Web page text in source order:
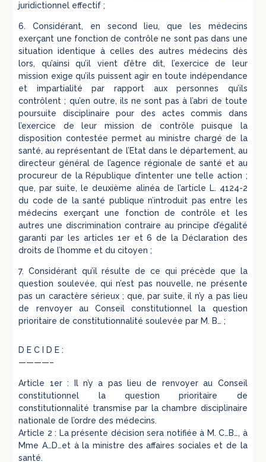
juridictionnel effectif ;
6. Considérant, en second lieu, que les médecins
exerçant une fonction de contrôle ne sont pas dans une
situation identique à celles des autres médecins dès
lors, qu’ainsi qu’il vient d’être dit, l’exercice de leur
mission exige qu’ils puissent agir en toute indépendance
et impartialité par rapport aux personnes qu’ils
contrôlent ; qu’en outre, ils ne sont pas à l’abri de toute
poursuite disciplinaire pour des actes commis dans
l’exercice de leur mission de contrôle puisque la
disposition contestée permet au ministre chargé de la
santé, au représentant de l’Etat dans le département, au
directeur général de l’agence régionale de santé et au
procureur de la République d’intenter une telle action ;
que, par suite, le deuxième alinéa de l’article L. 4124-2
du code de la santé publique n’introduit pas entre les
médecins exerçant une fonction de contrôle et les
autres une discrimination contraire au principe d’égalité
garanti par les articles 1er et 6 de la Déclaration des
droits de l’homme et du citoyen ;
7. Considérant qu’il résulte de ce qui précède que la
question soulevée, qui n’est pas nouvelle, ne présente
pas un caractère sérieux ; que, par suite, il n’y a pas lieu
de renvoyer au Conseil constitutionnel la question
prioritaire de constitutionnalité soulevée par M. B… ;
D E C I D E :
————–
Article 1er : Il n’y a pas lieu de renvoyer au Conseil
constitutionnel la question prioritaire de
constitutionnalité transmise par la chambre disciplinaire
nationale de l’ordre des médecins.
Article 2 : La présente décision sera notifiée à M. C…B…, à
Mme A…D…et à la ministre des affaires sociales et de la
santé.